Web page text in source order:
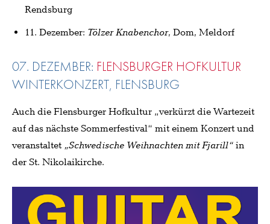
Rendsburg
11. Dezember: Tölzer Knabenchor, Dom, Meldorf
07. DEZEMBER: FLENSBURGER HOFKULTUR
WINTERKONZERT, FLENSBURG
Auch die Flensburger Hofkultur „verkürzt die Wartezeit
auf das nächste Sommerfestival“ mit einem Konzert und
veranstaltet „Schwedische Weihnachten mit Fjarill“in
der St. Nikolaikirche.